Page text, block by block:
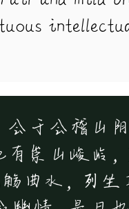
会于会稽山
崇山峻岭
曲水，列坐